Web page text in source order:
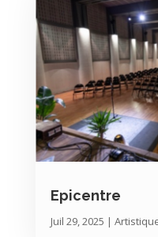
Epicentre
Juil 29, 2025 |